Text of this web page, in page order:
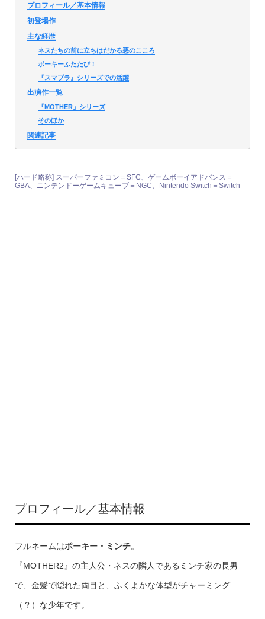
プロフィール／基本情報
初登場作
主な経歴
ネスたちの前に立ちはだかる悪のこころ
ポーキーふたたび！
『スマブラ』シリーズでの活躍
出演作一覧
『MOTHER』シリーズ
そのほか
関連記事
[ハード略称] スーパーファミコン＝SFC、ゲームボーイアドバンス＝
GBA、ニンテンドーゲームキューブ＝NGC、Nintendo Switch＝Switch
プロフィール／基本情報
フルネームはポーキー・ミンチ。
『MOTHER2』の主人公・ネスの隣人であるミンチ家の長男
で、金髪で隠れた両目と、ふくよかな体型がチャーミング
（？）な少年です。